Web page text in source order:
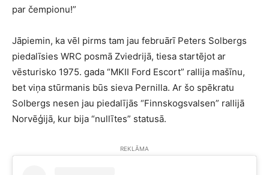
par čempionu!”
Jāpiemin, ka vēl pirms tam jau februārī Peters Solbergs
piedalīsies WRC posmā Zviedrijā, tiesa startējot ar
vēsturisko 1975. gada “MKII Ford Escort” rallija mašīnu,
bet viņa stūrmanis būs sieva Pernilla. Ar šo spēkratu
Solbergs nesen jau piedalījās “Finnskogsvalsen” rallijā
Norvēģijā, kur bija “nullītes” statusā.
REKLĀMA